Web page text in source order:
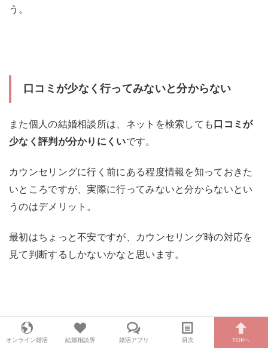
う。
口コミが少なく行ってみないと分からない
また個人の結婚相談所は、ネットを検索しても 口コミが
少なく評判が分かりにくいです。
カウンセリングに行く前にある程度情報を知っておきた
いところですが、実際に行ってみないと分からないとい
うのはデメリット。
最初はちょっと不安ですが、カウンセリング時の対応を
見て判断するしかないかなと思います。
まとめ：大手と個人の一番の違いはサポ
オンライン婚活 結婚相談所 婚活アプリ 目次 TOPへ